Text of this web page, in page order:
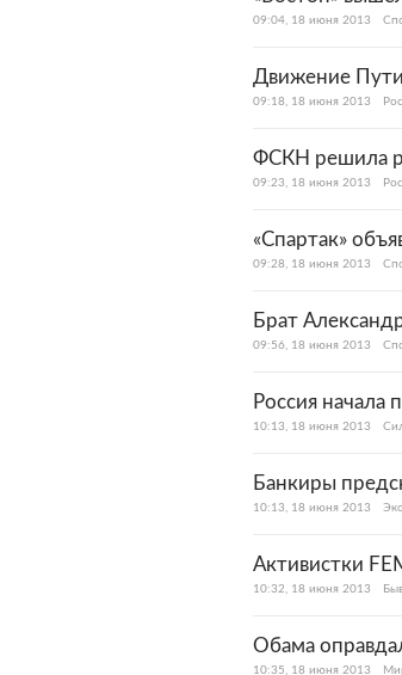
09:04, 18 июня 2013
Движение
09:18, 18 июня 2013
ФСКН решила
09:23, 18 июня 2013
«Спартак»
09:28, 18 июня 2013
Брат
09:56, 18 июня 2013
Россия начала
10:13, 18 июня 2013
Банкиры
10:13, 18 июня 2013
Активистки
10:32, 18 июня 2013
Обама
10:35, 18 июня 2013